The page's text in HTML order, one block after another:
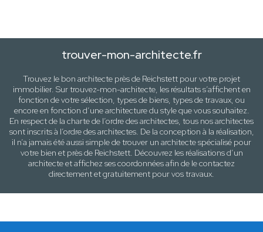
trouver-mon-architecte.fr
Trouvez le bon architecte près de Reichstett pour votre projet
immobilier. Sur trouvez-mon-architecte, les résultats s’affichent en
fonction de votre sélection, types de biens, types de travaux, ou
encore en fonction d’une architecturedu style que vous souhaitez.
En respect de la charte de l’ordre des architectes, tous nos architectes
sont inscrits à l’ordre des architectes. De la conception à la réalisation,
il n’a jamais été aussi simple de trouver un architecte spécialisé pour
votre bien et près de Reichstett. Découvrez les réalisations d’un
architecte et affichez ses coordonnées afin de le contactez
directement et gratuitement pourvos travaux.